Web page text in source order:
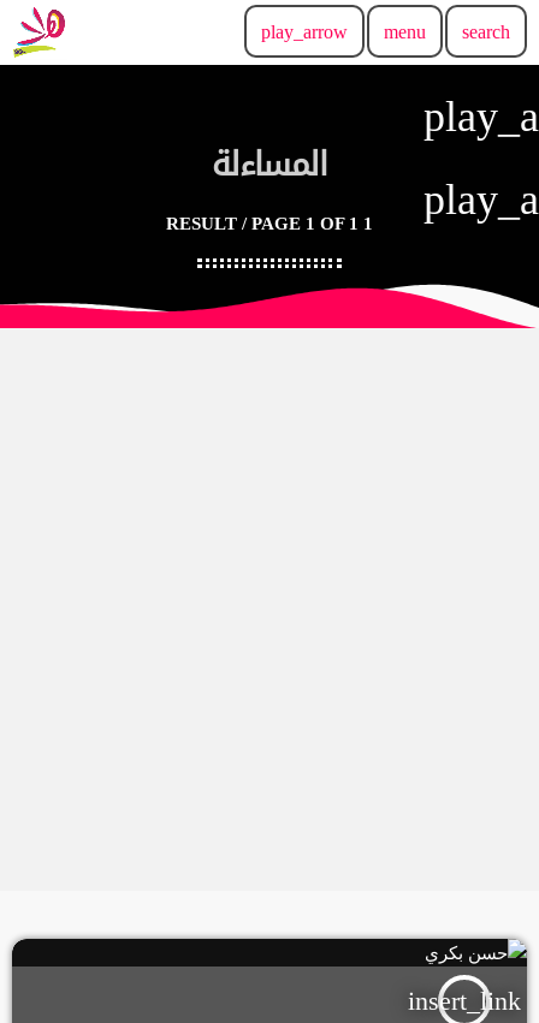
search
menu
play_arrow
المساءلة
1 RESULT / PAGE 1 OF 1
insert_link